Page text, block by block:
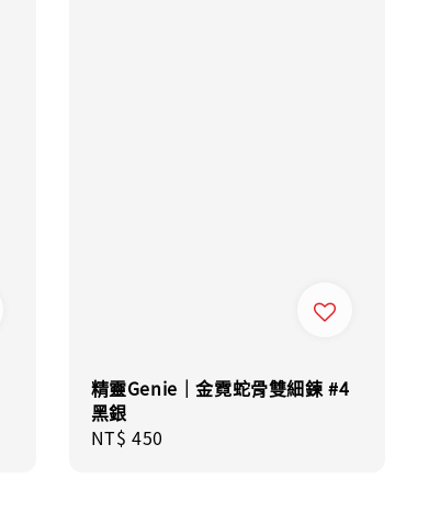
精靈Genie｜金霓蛇骨雙細鍊 #4
黑銀
Regular
NT$ 450